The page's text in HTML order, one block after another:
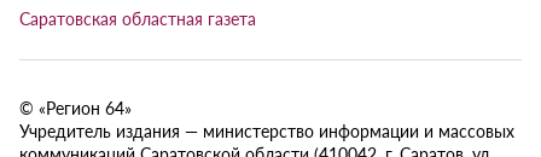
Саратовская областная газета
© «Регион 64»
Учредитель издания — министерство информации и массовых